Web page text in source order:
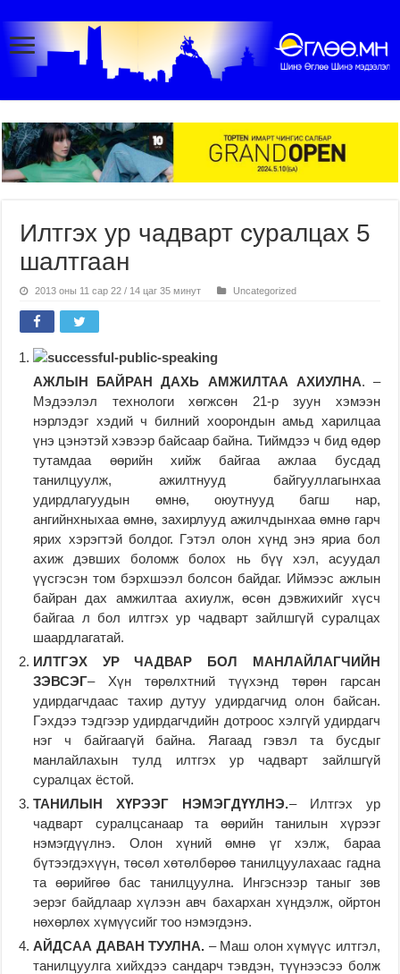
Илтгэх ур чадварт суралцах 5
шалтгаан
2013 оны 11 сар 22 / 14 цаг 35 минут Uncategorized
АЖЛЫН БАЙРАН ДАХЬ АМЖИЛТАА АХИУЛНА. –
Мэдээлэл технологи хөгжсөн 21-р зуун хэмээн
нэрлэдэг хэдий ч билний хоорондын амьд харилцаа
үнэ цэнэтэй хэвээр байсаар байна. Тиймдээ ч бид өдөр
тутамдаа өөрийн хийж байгаа ажлаа бусдад
танилцуулж, ажилтнууд байгууллагынхаа
удирдлагуудын өмнө, оюутнууд багш нар,
ангийнхныхаа өмнө, захирлууд ажилчдынхаа өмнө гарч
ярих хэрэгтэй болдог. Гэтэл олон хүнд энэ яриа бол
ахиж дэвших боломж болох нь бүү хэл, асуудал
үүсгэсэн том бэрхшээл болсон байдаг. Иймээс ажлын
байран дах амжилтаа ахиулж, өсөн дэвжихийг хүсч
байгаа л бол илтгэх ур чадварт зайлшгүй суралцах
шаардлагатай.
ИЛТГЭХ УР ЧАДВАР БОЛ МАНЛАЙЛАГЧИЙН
ЗЭВСЭГ– Хүн төрөлхтний түүхэнд төрөн гарсан
удирдагчдаас тахир дутуу удирдагчид олон байсан.
Гэхдээ тэдгээр удирдагчдийн дотроос хэлгүй удирдагч
нэг ч байгаагүй байна. Яагаад гэвэл та бусдыг
манлайлахын тулд илтгэх ур чадварт зайлшгүй
суралцах ёстой.
ТАНИЛЫН ХҮРЭЭГ НЭМЭГДҮҮЛНЭ.– Илтгэх ур
чадварт суралцсанаар та өөрийн танилын хүрээг
нэмэгдүүлнэ. Олон хүний өмнө үг хэлж, бараа
бүтээгдэхүүн, төсөл хөтөлбөрөө танилцуулахаас гадна
та өөрийгөө бас танилцуулна. Ингэснээр таныг зөв
эерэг байдлаар хүлээн авч бахархан хүндэлж, ойртон
нөхөрлөх хүмүүсийг тоо нэмэгдэнэ.
АЙДСАА ДАВАН ТУУЛНА. – Маш олон хүмүүс илтгэл,
танилцуулга хийхдээ сандарч тэвдэн, түүнээсээ болж